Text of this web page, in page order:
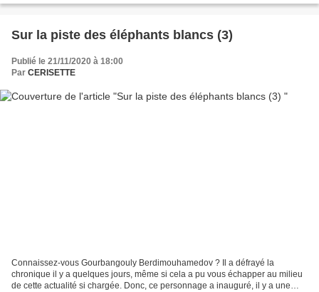
Sur la piste des éléphants blancs (3)
Publié le 21/11/2020 à 18:00
Par CERISETTE
Connaissez-vous Gourbangouly Berdimouhamedov ? Il a défrayé la
chronique il y a quelques jours, même si cela a pu vous échapper au milieu
de cette actualité si chargée. Donc, ce personnage a inauguré, il y a une